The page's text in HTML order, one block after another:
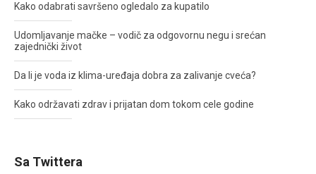
Kako odabrati savršeno ogledalo za kupatilo
Udomljavanje mačke – vodič za odgovornu negu i srećan
zajednički život
Da li je voda iz klima-uređaja dobra za zalivanje cveća?
Kako održavati zdrav i prijatan dom tokom cele godine
Sa Twittera